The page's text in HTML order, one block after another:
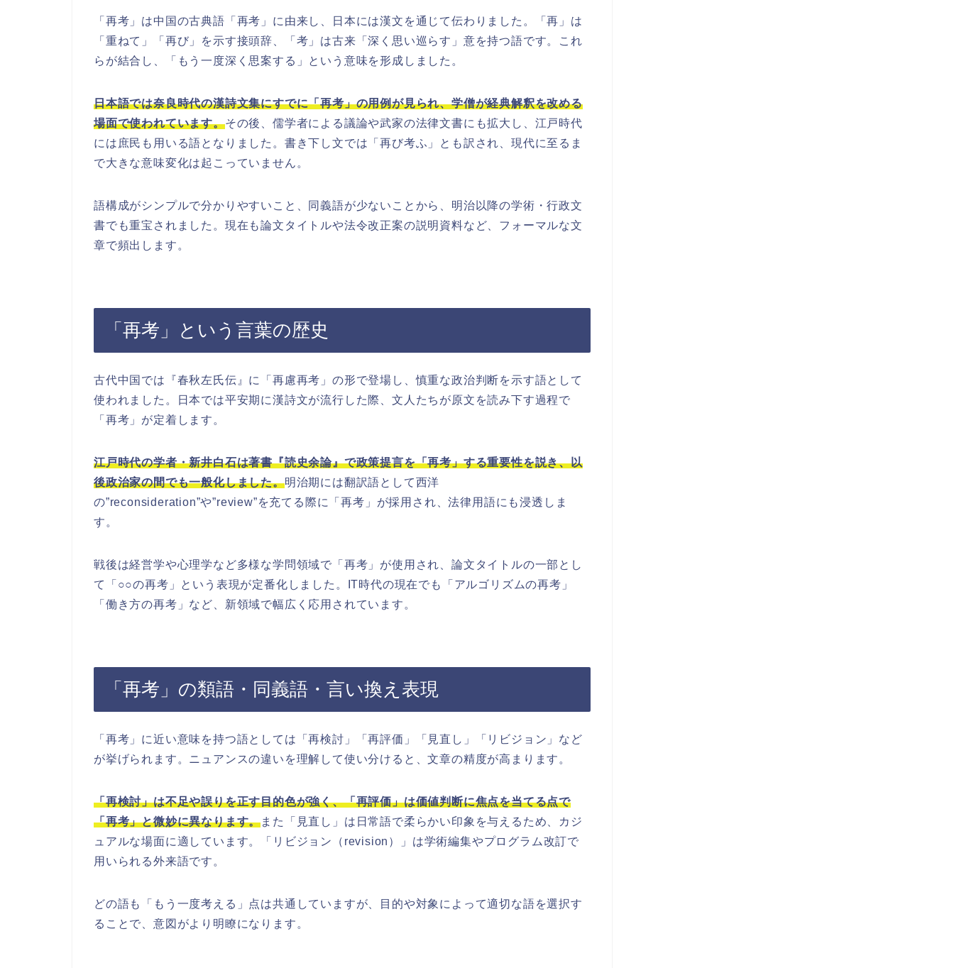
「再考」は中国の古典語「再考」に由来し、日本には漢文を通じて伝わりました。「再」は
「重ねて」「再び」を示す接頭辞、「考」は古来「深く思い巡らす」意を持つ語です。これ
らが結合し、「もう一度深く思案する」という意味を形成しました。
日本語では奈良時代の漢詩文集にすでに「再考」の用例が見られ、学僧が経典解釈を改める
場面で使われています。その後、儒学者による議論や武家の法律文書にも拡大し、江戸時代
には庶民も用いる語となりました。書き下し文では「再び考ふ」とも訳され、現代に至るま
で大きな意味変化は起こっていません。
語構成がシンプルで分かりやすいこと、同義語が少ないことから、明治以降の学術・行政文
書でも重宝されました。現在も論文タイトルや法令改正案の説明資料など、フォーマルな文
章で頻出します。
「再考」という言葉の歴史
古代中国では『春秋左氏伝』に「再慮再考」の形で登場し、慎重な政治判断を示す語として
使われました。日本では平安期に漢詩文が流行した際、文人たちが原文を読み下す過程で
「再考」が定着します。
江戸時代の学者・新井白石は著書『読史余論』で政策提言を「再考」する重要性を説き、以
後政治家の間でも一般化しました。明治期には翻訳語として西洋
の”reconsideration”や”review”を充てる際に「再考」が採用され、法律用語にも浸透しま
す。
戦後は経営学や心理学など多様な学問領域で「再考」が使用され、論文タイトルの一部とし
て「○○の再考」という表現が定番化しました。IT時代の現在でも「アルゴリズムの再考」
「働き方の再考」など、新領域で幅広く応用されています。
「再考」の類語・同義語・言い換え表現
「再考」に近い意味を持つ語としては「再検討」「再評価」「見直し」「リビジョン」など
が挙げられます。ニュアンスの違いを理解して使い分けると、文章の精度が高まります。
「再検討」は不足や誤りを正す目的色が強く、「再評価」は価値判断に焦点を当てる点で
「再考」と微妙に異なります。また「見直し」は日常語で柔らかい印象を与えるため、カジ
ュアルな場面に適しています。「リビジョン（revision）」は学術編集やプログラム改訂で
用いられる外来語です。
どの語も「もう一度考える」点は共通していますが、目的や対象によって適切な語を選択す
ることで、意図がより明瞭になります。